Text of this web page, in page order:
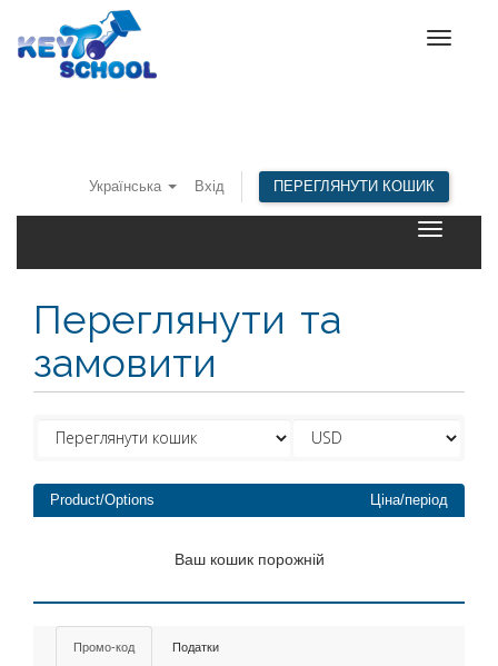
Toggle
Українська Вхід ПЕРЕГЛЯНУТИ КОШИК
Toggle
Переглянути та
замовити
Product/Options Ціна/період
Ваш кошик порожній
Промо-код Податки